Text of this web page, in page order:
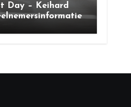
Day – Keihard